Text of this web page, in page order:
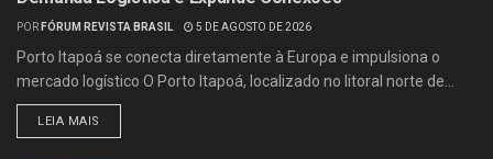
POR FÓRUM REVISTA BRASIL 5 DE AGOSTO DE 2026
Porto Itapoá se conecta diretamente à Europa e impulsiona o
mercado logístico O Porto Itapoá, localizado no litoral norte de...
LEIA MAIS